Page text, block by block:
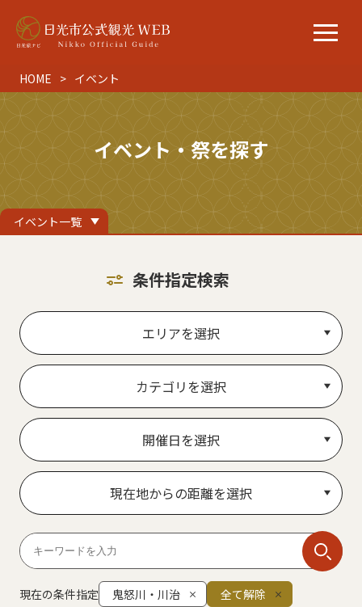
HOME イベント
イベント・祭を探す
イベント一覧
条件指定検索
エリアを選択
カテゴリを選択
開催日を選択
現在地からの距離を選択
現在の条件指定 鬼怒川・川治 全て解除